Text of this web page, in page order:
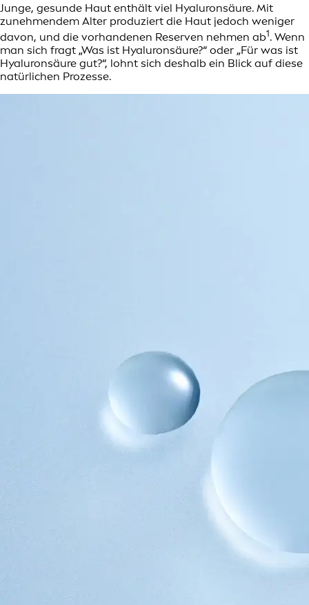
Junge, gesunde Haut enthält viel Hyaluronsäure. Mit
zunehmendem Alter produziert die Haut jedoch weniger
davon, und die vorhandenen Reserven nehmen ab1. Wenn
man sich fragt „Was ist Hyaluronsäure?“ oder „Für was ist
Hyaluronsäure gut?“, lohnt sich deshalb ein Blick auf diese
natürlichen Prozesse.